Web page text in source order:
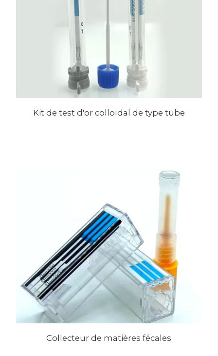
Kit de test d'or colloïdal de type tube
Collecteur de matières fécales